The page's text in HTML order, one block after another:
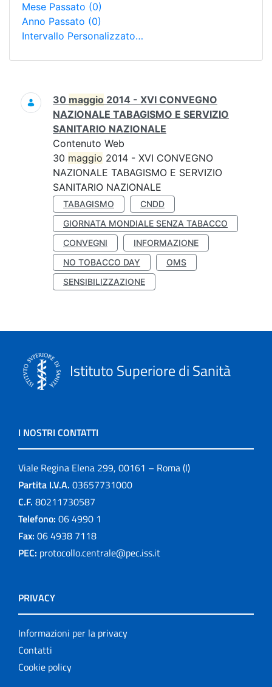
Mese Passato (0)
Anno Passato (0)
Intervallo Personalizzato…
Ricerca
30 maggio 2014 - XVI CONVEGNO
NAZIONALE TABAGISMO E SERVIZIO
SANITARIO NAZIONALE
Contenuto Web
30 maggio 2014 - XVI CONVEGNO
NAZIONALE TABAGISMO E SERVIZIO
SANITARIO NAZIONALE
TABAGISMO
CNDD
GIORNATA MONDIALE SENZA TABACCO
CONVEGNI
INFORMAZIONE
NO TOBACCO DAY
OMS
SENSIBILIZZAZIONE
Istituto Superiore di Sanità
I NOSTRI CONTATTI
Viale Regina Elena 299, 00161 – Roma (I)
Partita I.V.A. 03657731000
C.F. 80211730587
Telefono: 06 4990 1
Fax: 06 4938 7118
PEC: protocollo.centrale@pec.iss.it
PRIVACY
Informazioni per la privacy
Contatti
Cookie policy